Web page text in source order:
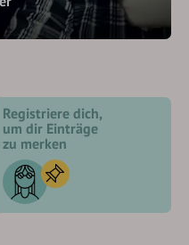
Registriere dich,
um dir Einträge
zu merken